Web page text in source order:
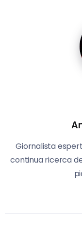
Giornalista
continua ricerca